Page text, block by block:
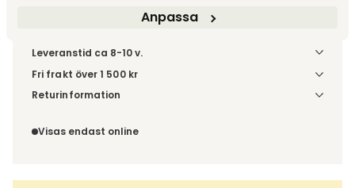
Anpassa
Leveranstid ca 8-10 v.
Fri frakt över 1 500 kr
Välj utförande via 'Gör dina val' för fraktinformation på din
Returinformation
inte av ångerrätten.
Visas endast online